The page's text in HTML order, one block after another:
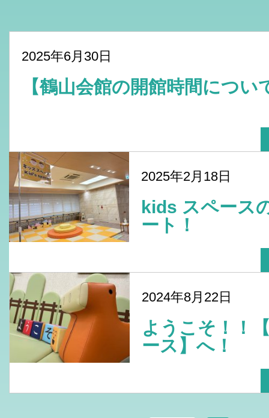
2025年6月30日
【鶴山会館の開館時間につ
2025年2月18日
kids スペース
ート！
2024年8月22日
ようこそ！！
ース】へ！